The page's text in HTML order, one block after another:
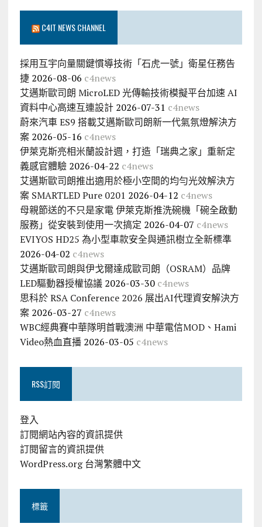
C4IT NEWS CHANNEL
採用互宇向量關鍵慣導技術「石虎一號」衛星任務告
捷 2026-08-06 c4news
艾邁斯歐司朗 MicroLED 光傳輸技術模擬平台加速 AI
資料中心高速互連設計 2026-07-31 c4news
蔚來汽車 ES9 搭載艾邁斯歐司朗新一代氣氛燈解決方
案 2026-05-16 c4news
伊萊克斯亮相米蘭設計週，打造「瑞典之家」重新定
義感官體驗 2026-04-22 c4news
艾邁斯歐司朗推出適用於極小空間的均勻光效解決方
案 SMARTLED Pure 0201 2026-04-12 c4news
母親節送的不只是家電 伊萊克斯推洗碗機「碗全啟動
服務」從安裝到使用一次搞定 2026-04-07 c4news
EVIYOS HD25 為小型車款安全與通訊樹立全新標準
2026-04-02 c4news
艾邁斯歐司朗與伊戈爾達成歐司朗（OSRAM）品牌
LED驅動器授權協議 2026-03-30 c4news
思科於 RSA Conference 2026 展出AI代理資安解決方
案 2026-03-27 c4news
WBC經典賽中華隊明首戰澳洲 中華電信MOD、Hami
Video熱血直播 2026-03-05 c4news
RSS訂閱
登入
訂閱網站內容的資訊提供
訂閱留言的資訊提供
WordPress.org 台灣繁體中文
標籤